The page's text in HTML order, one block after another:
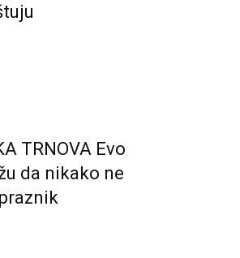
TRNOVA Evo
da nikako ne